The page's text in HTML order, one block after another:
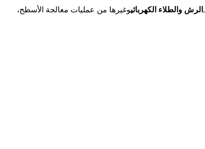
, الرش والطلاء الكهربائيوغيرها من عمليات معالجة الأسطح،